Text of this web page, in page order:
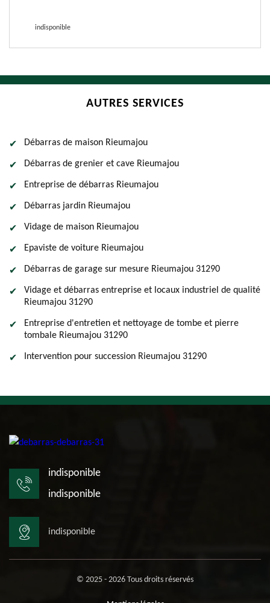
indisponible
AUTRES SERVICES
Débarras de maison Rieumajou
Débarras de grenier et cave Rieumajou
Entreprise de débarras Rieumajou
Débarras jardin Rieumajou
Vidage de maison Rieumajou
Epaviste de voiture Rieumajou
Débarras de garage sur mesure Rieumajou 31290
Vidage et débarras entreprise et locaux industriel de qualité
Rieumajou 31290
Entreprise d'entretien et nettoyage de tombe et pierre
tombale Rieumajou 31290
Intervention pour succession Rieumajou 31290
indisponible
indisponible
indisponible
© 2025 - 2026 Tous droits réservés